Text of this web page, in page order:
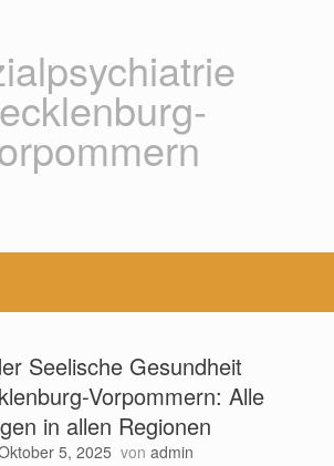
Seelische Gesundheit
Vorpommern: Alle
in allen Regionen
5, 2025 von admin